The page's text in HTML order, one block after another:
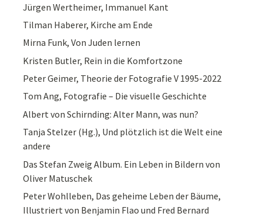
Jürgen Wertheimer, Immanuel Kant
Tilman Haberer, Kirche am Ende
Mirna Funk, Von Juden lernen
Kristen Butler, Rein in die Komfortzone
Peter Geimer, Theorie der Fotografie V 1995-2022
Tom Ang, Fotografie – Die visuelle Geschichte
Albert von Schirnding: Alter Mann, was nun?
Tanja Stelzer (Hg.), Und plötzlich ist die Welt eine
andere
Das Stefan Zweig Album. Ein Leben in Bildern von
Oliver Matuschek
Peter Wohlleben, Das geheime Leben der Bäume,
Illustriert von Benjamin Flao und Fred Bernard